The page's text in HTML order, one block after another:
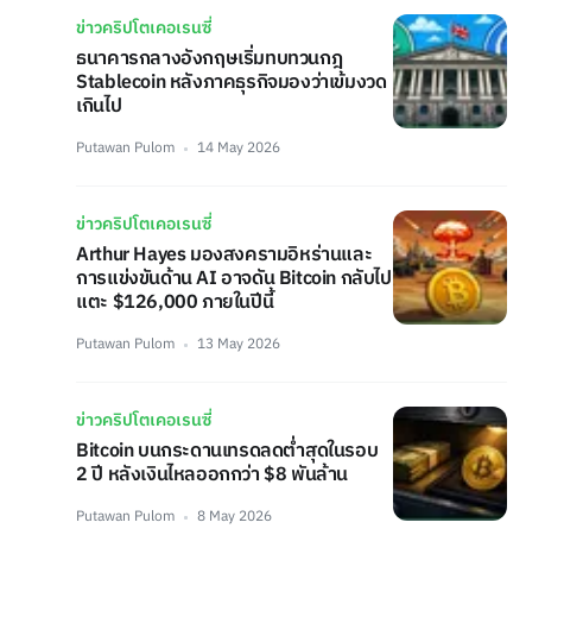
ข่าวคริปโตเคอเรนซี่
ธนาคารกลางอังกฤษเริ่มทบทวนกฎ
Stablecoin หลังภาคธุรกิจมองว่าเข้มงวด
เกินไป
Putawan Pulom 14 May 2026
ข่าวคริปโตเคอเรนซี่
Arthur Hayes มองสงครามอิหร่านและ
การแข่งขันด้าน AI อาจดัน Bitcoin กลับไป
แตะ $126,000 ภายในปีนี้
Putawan Pulom 13 May 2026
ข่าวคริปโตเคอเรนซี่
Bitcoin บนกระดานเทรดลดต่ำสุดในรอบ
2 ปี หลังเงินไหลออกกว่า $8 พันล้าน
Putawan Pulom 8 May 2026